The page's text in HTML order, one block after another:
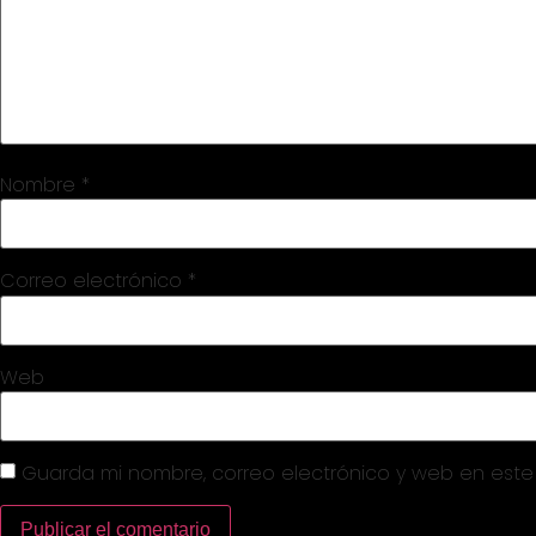
Nombre *
Correo electrónico *
Web
Guarda mi nombre, correo electrónico y web en